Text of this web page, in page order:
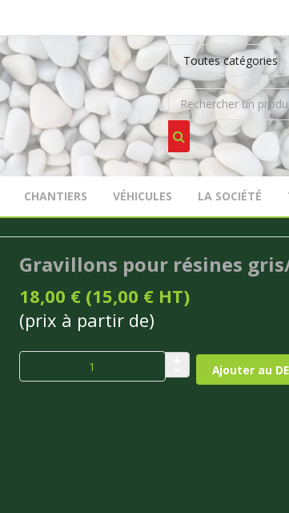
CHANTIERS VÉHICULES LA SOCIÉTÉ
Gravillons pour résines
18,00 € (15,00 € HT)
(prix à partir de)
Ajouter au